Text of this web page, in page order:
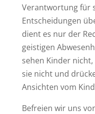
Verantwortung für
Entscheidungen
dient es nur der
geistigen
sehen Kinder
sie nicht und
Ansichten vom
Befreien wir uns